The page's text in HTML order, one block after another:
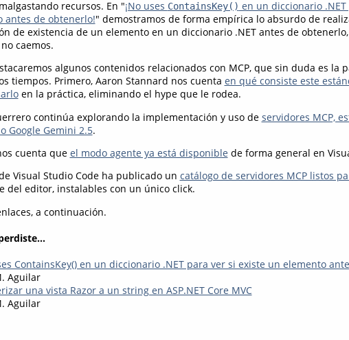
recursos. En "¡No uses ContainsKey() en un diccionario
antes de obtenerlo!" demostramos de forma empírica lo absurdo de
de existencia de un elemento en un diccionario .NET antes de
caemos.
algunos contenidos relacionados con MCP, que sin duda es la
tiempos. Primero, Aaron Stannard nos cuenta en qué consiste este
en la práctica, eliminando el hype que le rodea.
continúa explorando la implementación y uso de servidores MCP,
Google Gemini 2.5.
cuenta que el modo agente ya está disponible de forma general en
Visual Studio Code ha publicado un catálogo de servidores MCP listos
del editor, instalables con un único click.
a continuación.
ContainsKey() en un diccionario .NET para ver si existe un elemento
Aguilar
una vista Razor a un string en ASP.NET Core MVC
Aguilar